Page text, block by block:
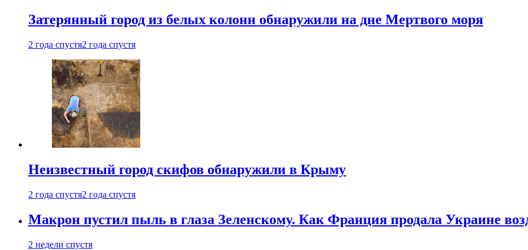
Затерянный город из белых колонн обнаружили на дне Мертвого моря
2 года спустя2 года спустя
Неизвестный город скифов обнаружили в Крыму
2 года спустя2 года спустя
Макрон пустил пыль в глаза Зеленскому. Как Франция продала Украине
2 недели спустя